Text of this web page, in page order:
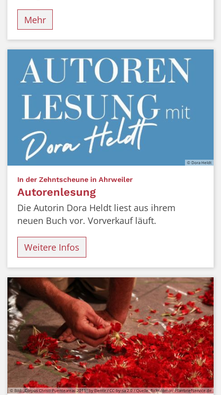
Mehr
© Dora Heldt
In der Zehntscheune in Ahrweiler:
Autorenlesung
Die Autorin Dora Heldt liest aus ihrem
neuen Buch vor. Vorverkauf läuft.
Weitere Infos
© Bild: „Corpus Christi Puenteareas 2011“ by Elentir / CC-by-sa 2.0 / Quelle: flickr.com In: Pfarrbriefservice.de